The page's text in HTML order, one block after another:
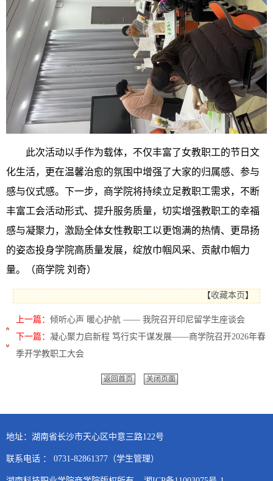
此次活动以手作为载体，不仅丰富了女教职工的节日文
化生活，更在温馨治愈的氛围中增强了大家的归属感、参与
感与仪式感。下一步，商学院将持续立足教职工需求，不断
丰富工会活动形式、提升服务质量，切实增强教职工的幸福
感与凝聚力，激励全体女性教职工以更饱满的热情、更昂扬
的姿态投身学院高质量发展，绽放巾帼风采、贡献巾帼力
量。（商学院 刘奇）
【收藏本页 】
上一篇： 倾听心声 暖心护航 —— 我院召开印尼留学生座谈会
下一篇： 凝心聚力启新程 笃行实干谋发展——商学院召开2026年春
季开学教职工大会
返回首页 关闭页面
地址：湖南省长沙市天心区中意三路122号
联系电话 ： 0731-82861377（学生管理）